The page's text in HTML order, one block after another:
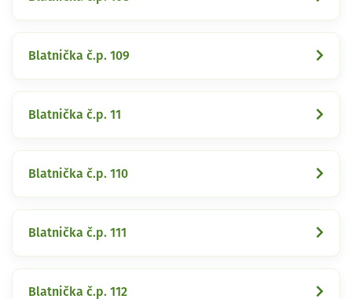
Blatnička č.p. 109
Blatnička č.p. 11
Blatnička č.p. 110
Blatnička č.p. 111
Blatnička č.p. 112